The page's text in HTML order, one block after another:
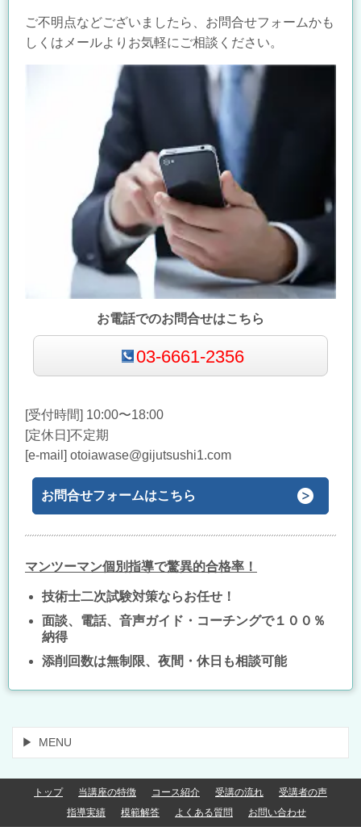
ご不明点などございましたら、お問合せフォームかも
しくはメールよりお気軽にご相談ください。
お電話でのお問合せはこちら
03-6661-2356
[受付時間] 10:00〜18:00
[定休日]不定期
[e-mail] otoiawase@gijutsushi1.com
お問合せフォームはこちら
マンツーマン個別指導で驚異的合格率！
技術士二次試験対策ならお任せ！
面談、電話、音声ガイド・コーチングで１００％
納得
添削回数は無制限、夜間・休日も相談可能
MENU
トップ 当講座の特徴 コース紹介 受講の流れ
受講者の声
指導実績
模範解答 よくある質問 お問い合わせ